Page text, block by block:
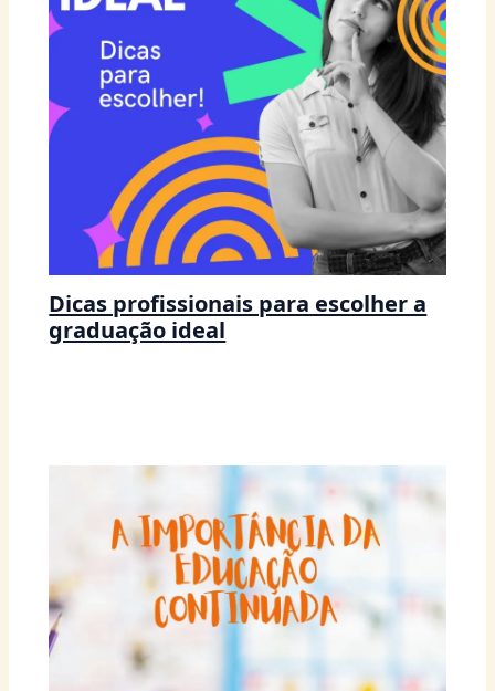
Dicas profissionais para escolher a
graduação ideal